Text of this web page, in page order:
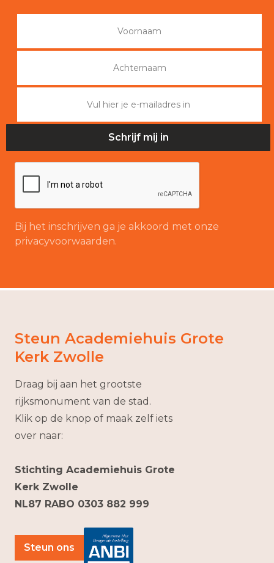
Bij het inschrijven ga je akkoord met onze
privacyvoorwaarden.
Steun Academiehuis Grote
Kerk Zwolle
Draag bij aan het grootste
rijksmonument van de stad.
Klik op de knop of maak zelf iets
over naar:
Stichting Academiehuis Grote
Kerk Zwolle
NL87 RABO 0303 882 999
Steun ons